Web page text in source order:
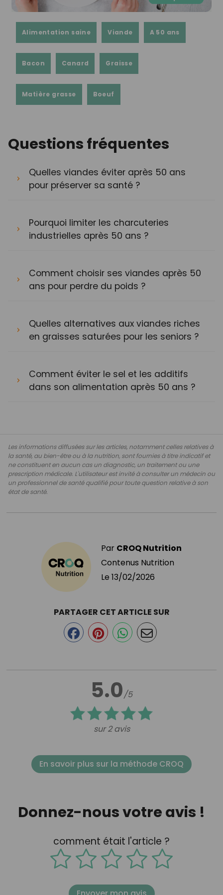
Alimentation saine Viande A 50 ans
Bacon Canard Graisse
Matière grasse Boeuf
Questions fréquentes
Quelles viandes éviter après 50 ans
pour préserver sa santé ?
Pourquoi limiter les charcuteries
industrielles après 50 ans ?
Comment choisir ses viandes après 50
ans pour perdre du poids ?
Quelles alternatives aux viandes riches
en graisses saturées pour les seniors ?
Comment éviter le sel et les additifs
dans son alimentation après 50 ans ?
Les informations diffusées sur les articles, notamment celles relatives à
la santé, au bien-être ou à la nutrition, sont fournies à titre indicatif et
ne constituent en aucun cas un diagnostic, un traitement ou une
prescription médicale. L'utilisateur est invité à consulter un médecin ou
un professionnel de santé qualifié pour toute question relative à son
état de santé.
Par CROQ Nutrition
Contenus Nutrition
Le 13/02/2026
5.0/5
sur 2 avis
PARTAGER CET ARTICLE SUR
En savoir plus sur la méthode CROQ
Donnez-nous votre avis !
comment était l'article ?